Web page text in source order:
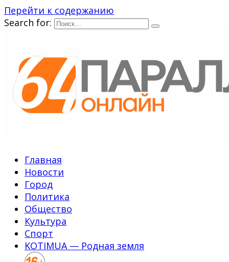
Перейти к содержанию
Search for:
Главная
Новости
Город
Политика
Общество
Культура
Спорт
KOTIMUA — Родная земля